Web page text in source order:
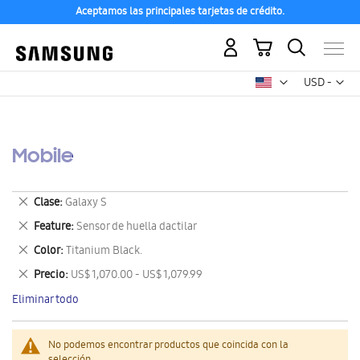
Aceptamos las principales tarjetas de crédito.
USD -
dólar
Mi carrito
Mobile
No podemos encontrar productos que coincida con la
Clase Galaxy S
Eliminar
este
artículo
Feature Sensor de huella dactilar
Eliminar
este
artículo
Color Titanium Black.
Eliminar
este
artículo
Precio US$ 1,070.00 - US$ 1,079.99
Eliminar
este
artículo
Eliminar todo